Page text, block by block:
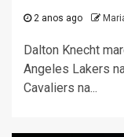
2 anos ago
Dalton Knecht
Angeles Lakers
Cavaliers na...